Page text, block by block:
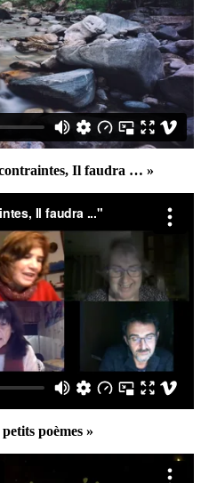
Il faudra … »
poèmes »